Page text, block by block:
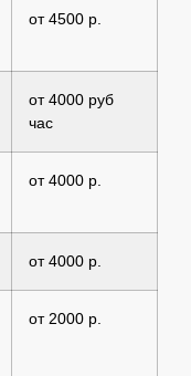
от 4500 р.
от 4000 руб
час
от 4000 р.
от 4000 р.
от 2000 р.